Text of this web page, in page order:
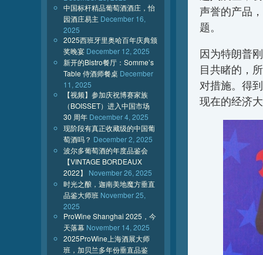
声誉的产品
题。
因为特朗普
目共睹的，
对措施。得
现在的经济
中国标杆精品葡萄酒酒庄，怡
园酒庄易主 December 16,
2025
2025西班牙里奥哈百年庆典颁
奖晚宴 December 12, 2025
新开的Bistro餐厅：Somme’s
Table 侍酒师餐桌 December
11, 2025
【视频】参加庆祝博赛家族
（BOISSET）进入中国市场
30 周年 December 4, 2025
现阶段有真正收藏级的中国葡
萄酒吗？ December 2, 2025
波尔多葡萄酒的年度品鉴会
【VINTAGE BORDEAUX
2022】
November 26, 2025
时光之酿，迦南美地魔方垂直
品鉴大师班 November 25,
2025
ProWine Shanghai 2025，今
天落幕 November 14, 2025
2025ProWine上海酒展大师
班，加贝兰多年份垂直品鉴